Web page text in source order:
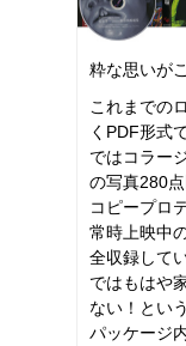
粋な思いが
これまでの
くPDF形式
ではコラー
の写真280
コピープロ
常時上映中
全収録して
ではもはや
ない！とい
パッケージ